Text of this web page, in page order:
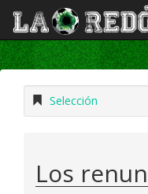
Selección
Los